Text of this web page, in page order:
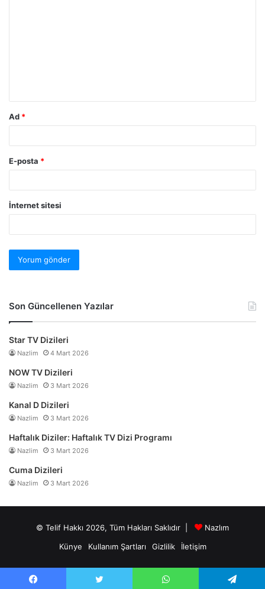
Ad *
E-posta *
İnternet sitesi
Son Güncellenen Yazılar
Star TV Dizileri
Nazlim 4 Mart 2026
NOW TV Dizileri
Nazlim 3 Mart 2026
Kanal D Dizileri
Nazlim 3 Mart 2026
Haftalık Diziler: Haftalık TV Dizi Programı
Nazlim 3 Mart 2026
Cuma Dizileri
Nazlim 3 Mart 2026
© Telif Hakkı 2026, Tüm Hakları Saklıdır |
Nazlım
Künye
Kullanım Şartları Gizlilik İletişim